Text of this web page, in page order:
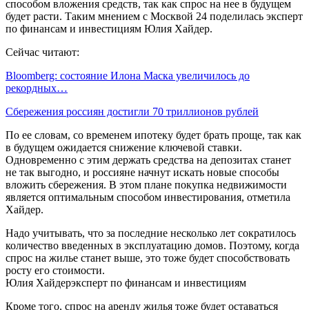
способом вложения средств, так как спрос на нее в будущем
будет расти. Таким мнением с Москвой 24 поделилась эксперт
по финансам и инвестициям Юлия Хайдер.
Сейчас читают:
Bloomberg: состояние Илона Маска увеличилось до
рекордных…
Сбережения россиян достигли 70 триллионов рублей
По ее словам, со временем ипотеку будет брать проще, так как
в будущем ожидается снижение ключевой ставки.
Одновременно с этим держать средства на депозитах станет
не так выгодно, и россияне начнут искать новые способы
вложить сбережения. В этом плане покупка недвижимости
является оптимальным способом инвестирования, отметила
Хайдер.
Надо учитывать, что за последние несколько лет сократилось
количество введенных в эксплуатацию домов. Поэтому, когда
спрос на жилье станет выше, это тоже будет способствовать
росту его стоимости.
Юлия Хайдерэксперт по финансам и инвестициям
Кроме того, спрос на аренду жилья тоже будет оставаться